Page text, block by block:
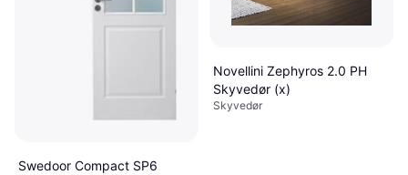
Swedoor Compact SP6
Novellini Zephyros 2.0 PH
Skyvedør (x)
Skyvedør